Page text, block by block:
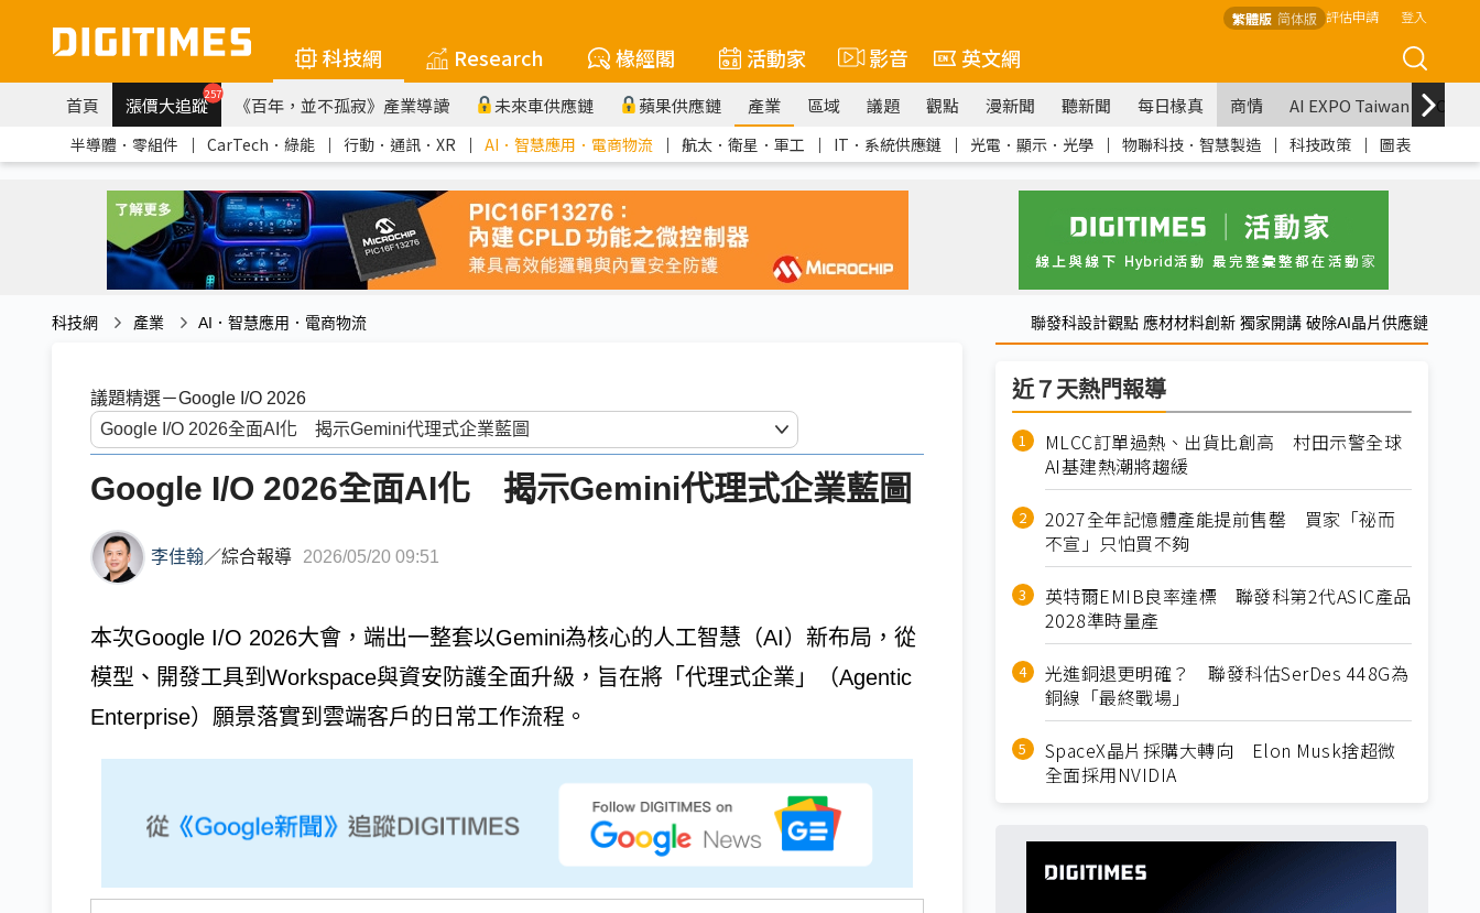
繁體版 简体版 評估申請 登入
科技網 Research 椽經閣 活動家 影音 英文網
首頁 漲價大追蹤257 《百年，並不孤寂》產業導讀 未來車供應鏈 蘋果供應鏈 產業 區域 議題 觀點 漫新聞 聽新聞 每日椽真 商情 AI EXPO Taiwan
半導體．零組件 ｜ CarTech．綠能 ｜ 行動．通訊．XR ｜ AI．智慧應用．電商物流 ｜ 航太．衛星．軍工 ｜ IT．系統供應鏈 ｜ 光電．顯示．光學 ｜ 物聯科技．智慧製造 ｜ 科技政策 ｜ 圖表
科技網 產業 AI．智慧應用．電商物流 聯發科設計觀點 應材材料創新 獨家開講 破除AI晶片供應鏈
議題精選－Google I/O 2026
Google I/O 2026全面AI化 揭示Gemini代理式企業藍圖
李佳翰／綜合報導 2026/05/20 09:51
本次Google I/O 2026大會，端出一整套以Gemini為核心的人工智慧（AI）新布局，從
模型、開發工具到Workspace與資安防護全面升級，旨在將「代理式企業」（Agentic
Enterprise）願景落實到雲端客戶的日常工作流程。
近７天熱門報導
MLCC訂單過熱、出貨比創高 村田示警全球
AI基建熱潮將趨緩
2027全年記憶體產能提前售罄 買家「祕而
不宣」只怕買不夠
英特爾EMIB良率達標 聯發科第2代ASIC產品
2028準時量產
光進銅退更明確？ 聯發科估SerDes 448G為
銅線「最終戰場」
SpaceX晶片採購大轉向 Elon Musk捨超微
全面採用NVIDIA